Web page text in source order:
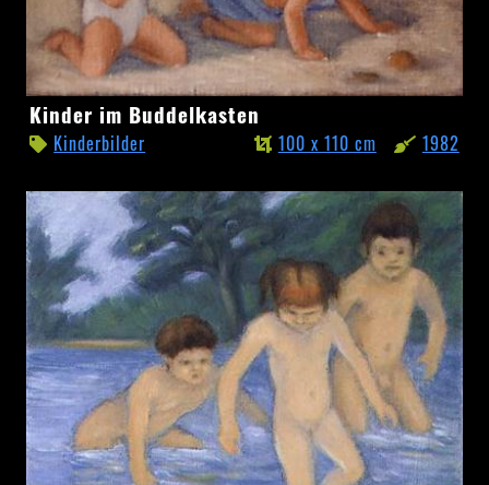
Kinder
im
Buddelkasten
Kinder im Buddelkasten
Kinderbilder 1982
100 x 110 cm